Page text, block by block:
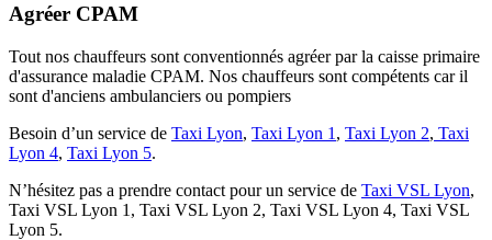
Agréer CPAM
Tout nos chauffeurs sont conventionnés agréer par la caisse primaire
d'assurance maladie CPAM. Nos chauffeurs sont compétents car il
sont d'anciens ambulanciers ou pompiers
Besoin d’un service de Taxi Lyon, Taxi Lyon 1 , Taxi Lyon 2, Taxi
Lyon 4, Taxi Lyon 5.
N’hésitez pas a prendre contact pour un service de Taxi VSL Lyon,
Taxi VSL Lyon 1, Taxi VSL Lyon 2, Taxi VSL Lyon 4, Taxi VSL
Lyon 5.